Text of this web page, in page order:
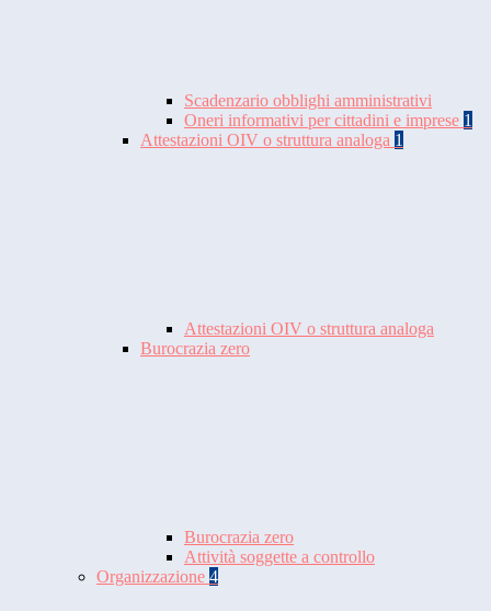
Scadenzario obblighi amministrativi
Oneri informativi per cittadini e imprese 1
Attestazioni OIV o struttura analoga 1
Attestazioni OIV o struttura analoga
Burocrazia zero
Burocrazia zero
Attività soggette a controllo
Organizzazione 4